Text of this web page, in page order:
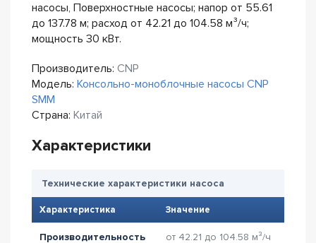
насосы, Поверхностные насосы; напор от 55.61
до 137.78 м; расход от 42.21 до 104.58 м³/ч;
мощность 30 кВт.
Производитель: CNP
Модель: Консольно-моноблочные насосы CNP
SMM
Страна: Китай
Характеристики
Технические характеристики насоса
Характеристика Значение
Производительность от 42.21 до 104.58 м³/ч